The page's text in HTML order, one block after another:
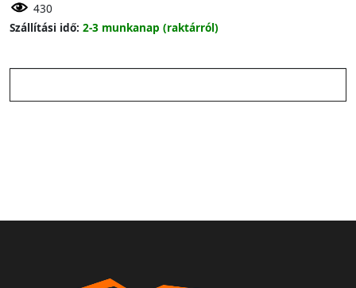
430
Szállítási idő: 2-3 munkanap (raktárról)